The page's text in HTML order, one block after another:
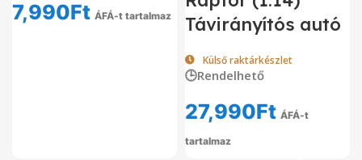
7,990Ft ÁFÁ-t tartalmaz
Távirányítós autó
Külső raktárkészlet
🕒Rendelhető
27,990Ft ÁFÁ-t
tartalmaz